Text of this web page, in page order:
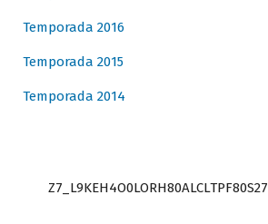
Temporada 2016
Temporada 2015
Temporada 2014
Z7_L9KEH4O0LORH80ALCLTPF80S27